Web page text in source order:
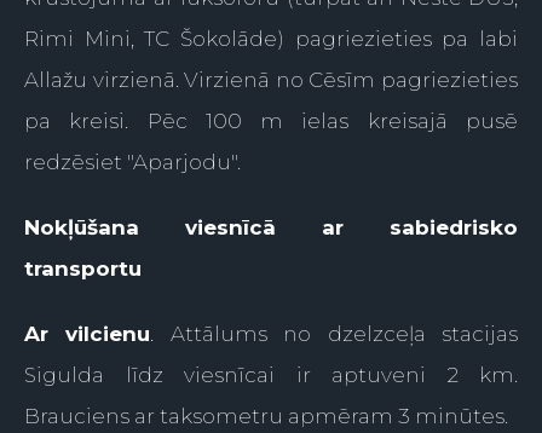
Rimi Mini, TC Šokolāde) pagriezieties pa labi
Allažu virzienā. Virzienā no Cēsīm pagriezieties
pa kreisi. Pēc 100 m ielas kreisajā pusē
redzēsiet "Aparjodu".
Nokļūšana viesnīcā ar sabiedrisko
transportu
Ar vilcienu . Attālums no dzelzceļa stacijas
Sigulda līdz viesnīcai ir aptuveni 2 km.
Brauciens ar taksometru apmēram 3 minūtes.